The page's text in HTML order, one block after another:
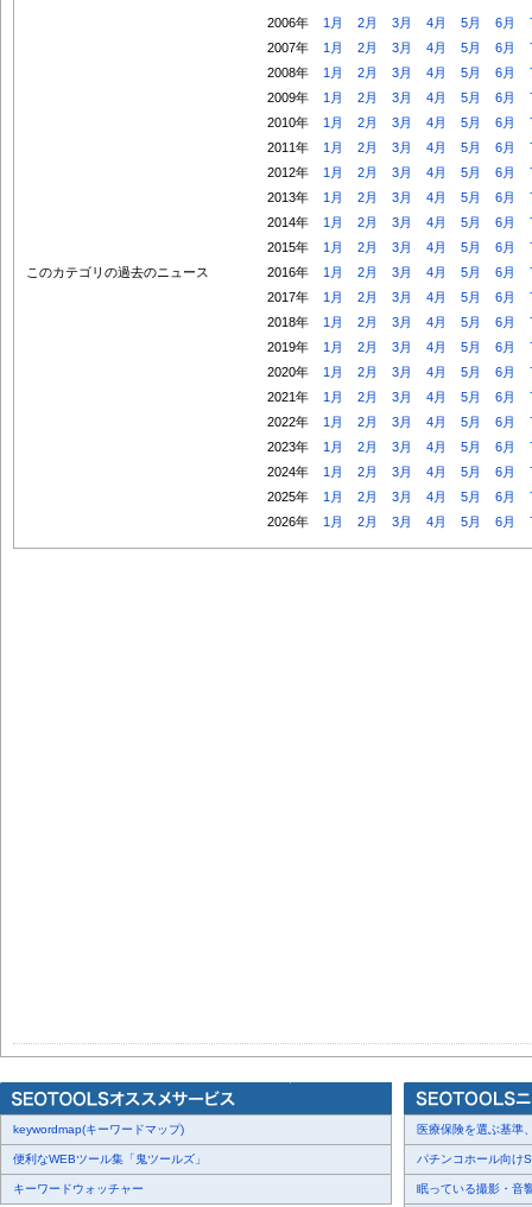
このカテゴリの過去のニュース
2006年 1月 2月 3月 4月 5月 6月
2007年
1月 2月 3月 4月 5月 6月
2008年
1月 2月 3月 4月 5月 6月
2009年
1月 2月 3月 4月 5月 6月
2010年
1月 2月 3月 4月 5月 6月
2011年
1月 2月 3月 4月 5月 6月
2012年
1月 2月 3月 4月 5月 6月
2013年
1月 2月 3月 4月 5月 6月
2014年
1月 2月 3月 4月 5月 6月
2015年
1月 2月 3月 4月 5月 6月
2016年
1月 2月 3月 4月 5月 6月
2017年
1月 2月 3月 4月 5月 6月
2018年
1月 2月 3月 4月 5月 6月
2019年
1月 2月 3月 4月 5月 6月
2020年
1月 2月 3月 4月 5月 6月
2021年
1月 2月 3月 4月 5月 6月
2022年
1月 2月 3月 4月 5月 6月
2023年
1月 2月 3月 4月 5月 6月
2024年
1月 2月 3月 4月 5月 6月
2025年
1月 2月 3月 4月 5月 6月
2026年
1月 2月 3月 4月 5月 6月
keywordmap(キーワードマップ)
便利なWEBツール集「鬼ツールズ」
キーワードウォッチャー
医療保険を選ぶ基準
パチンコホール向け
眠っている撮影・音